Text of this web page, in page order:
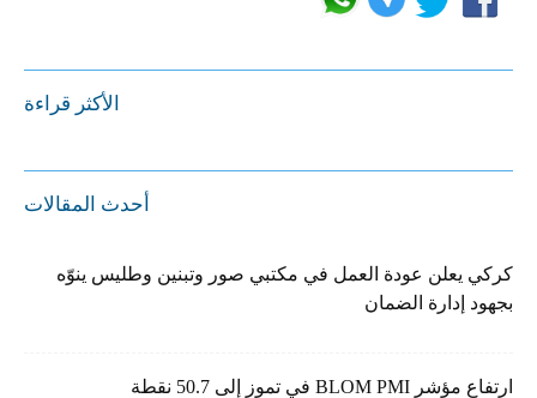
الأكثر قراءة
أحدث المقالات
كركي يعلن عودة العمل في مكتبي صور وتبنين وطليس ينوّه
بجهود إدارة الضمان
ارتفاع مؤشر BLOM PMI في تموز إلى 50.7 نقطة